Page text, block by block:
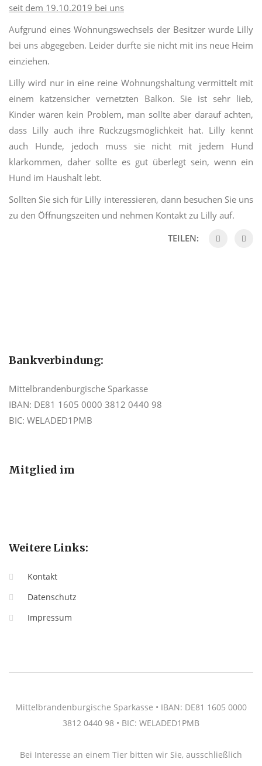
seit dem 19.10.2019 bei uns
Aufgrund eines Wohnungswechsels der Besitzer wurde Lilly
bei uns abgegeben. Leider durfte sie nicht mit ins neue Heim
einziehen.
Lilly wird nur in eine reine Wohnungshaltung vermittelt mit
einem katzensicher vernetzten Balkon. Sie ist sehr lieb,
Kinder wären kein Problem, man sollte aber darauf achten,
dass Lilly auch ihre Rückzugsmöglichkeit hat. Lilly kennt
auch Hunde, jedoch muss sie nicht mit jedem Hund
klarkommen, daher sollte es gut überlegt sein, wenn ein
Hund im Haushalt lebt.
Sollten Sie sich für Lilly interessieren, dann besuchen Sie uns
zu den Öffnungszeiten und nehmen Kontakt zu Lilly auf.
TEILEN:
Bankverbindung:
Mittelbrandenburgische Sparkasse
IBAN: DE81 1605 0000 3812 0440 98
BIC: WELADED1PMB
Mitglied im
Weitere Links:
Kontakt
Datenschutz
Impressum
Mittelbrandenburgische Sparkasse • IBAN: DE81 1605 0000
3812 0440 98 • BIC: WELADED1PMB
Bei Interesse an einem Tier bitten wir Sie, ausschließlich